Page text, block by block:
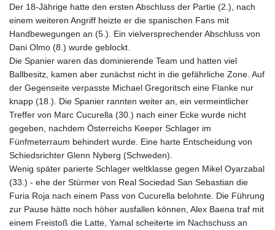
Der 18-Jährige hatte den ersten Abschluss der Partie (2.), nach
einem weiteren Angriff heizte er die spanischen Fans mit
Handbewegungen an (5.). Ein vielversprechender Abschluss von
Dani Olmo (8.) wurde geblockt.
Die Spanier waren das dominierende Team und hatten viel
Ballbesitz, kamen aber zunächst nicht in die gefährliche Zone. Auf
der Gegenseite verpasste Michael Gregoritsch eine Flanke nur
knapp (18.). Die Spanier rannten weiter an, ein vermeintlicher
Treffer von Marc Cucurella (30.) nach einer Ecke wurde nicht
gegeben, nachdem Österreichs Keeper Schlager im
Fünfmeterraum behindert wurde. Eine harte Entscheidung von
Schiedsrichter Glenn Nyberg (Schweden).
Wenig später parierte Schlager weltklasse gegen Mikel Oyarzabal
(33.) - ehe der Stürmer von Real Sociedad San Sebastian die
Furia Roja nach einem Pass von Cucurella belohnte. Die Führung
zur Pause hätte noch höher ausfallen können, Alex Baena traf mit
einem Freistoß die Latte, Yamal scheiterte im Nachschuss an